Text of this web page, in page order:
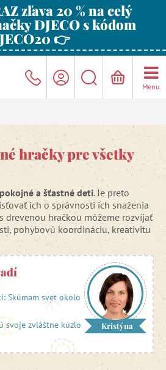
zľava 20 % na celý
DJECO s kódom
👉
Menu
hračky pre všetky
a šťastné deti. Je preto
ich o správnosti ich snaženia
drevenou hračkou môžeme rozvíjať
pohybovú koordináciu, kreativitu
, snahu starostlivého a
sme do Agátinho sveta
pre najmenších
. Vybrané hračky
výrobcov a sú zdravotne
objavovať svet a naše
hračky,skladačky ,veľké
zatĺkačkyim v tom pomáhajú.
Skúmam svet okolo
svoje zvláštne kúzlo
Kristýna